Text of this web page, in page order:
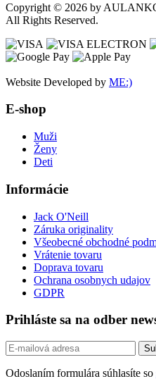
Copyright © 2026 by
All Rights Reserved.
Website Developed by ME:)
E-shop
Muži
Ženy
Deti
Informácie
Jack O'Neill
Záruka originality
Všeobecné obchodné
Vrátenie tovaru
Doprava tovaru
Ochrana osobnych udajov
GDPR
Prihláste sa na odber
Odoslaním formulára súhlasíte so